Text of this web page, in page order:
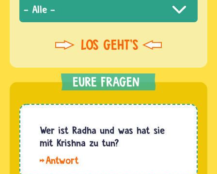
Wer ist Radha und was hat sie
mit Krishna zu tun?